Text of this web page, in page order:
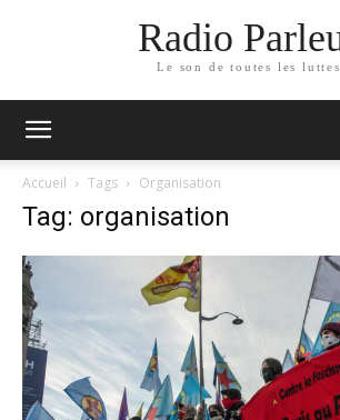
Radio
Le son de toutes les luttes
Accueil Tags Organisation
Tag: organisation